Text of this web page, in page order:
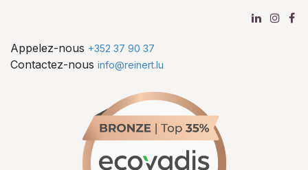
Appelez-nous +352 37 90 37
Contactez-nous info@reinert.lu